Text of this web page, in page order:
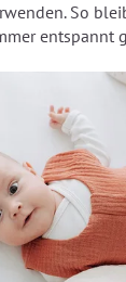
So
entspannt